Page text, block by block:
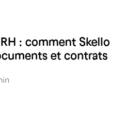
: comment Skello
et contrats